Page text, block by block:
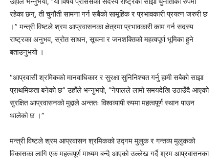
रहेका छन्, ती चुनौती सामना गर्न सबैको सामूहिक र प्रभावकारी प्रयत्न जरुरी छ
।” मन्त्री विष्टले श्रम आप्रवासनका क्षेत्रमा प्रभावकारी काम गर्न सदस्य
राष्ट्रका अनुभव, स्रोत साधन, सूचना र जनशक्तिको महत्वपूर्ण भूमिका हुने
बताउनुभयो ।
“आप्रवासी श्रमिकको मानवाधिकार र सुरक्षा सुनिनिश्चत गर्नु हामी सबैको साझा
प्राथमिकता बनेको छ” उहाँले भन्नुभयो, “नेपालले लामो समयदेखि उठाउँदै आएको
सुरक्षित आप्रवासनको मुद्दाले अन्ततः विश्वव्यापी रुपमा महत्वपूर्ण स्थान पाउन
थालेको छ ।”
मन्त्री विष्टले श्रम आप्रवासन श्रमिकको उद्गम मुलुक र गन्तव्य मुलुकको
विकासका लागि एक महत्वपूर्ण माध्यम बन्दै आएको उल्लेख गर्दै श्रम आप्रवासनका